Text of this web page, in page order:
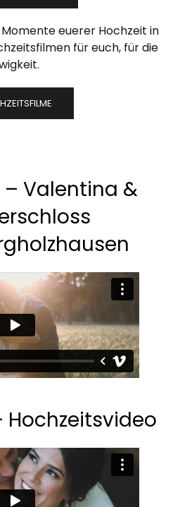
euerer Hochzeit in
für euch, für die
Valentina &
Hochzeitsvideo